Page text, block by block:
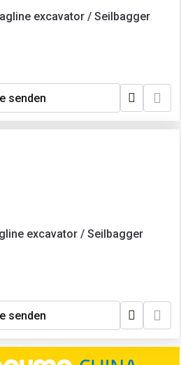
excavator / Seilbagger
senden
excavator / Seilbagger
senden